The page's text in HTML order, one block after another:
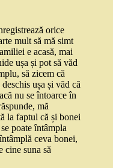
orice
mult să mă simt
e acasă, mai
ușa și pot să văd
să zicem că
ușa și văd că
nu se întoarce în
mă
la faptul că și bonei
poate întâmpla
ceva bonei,
cine suna să